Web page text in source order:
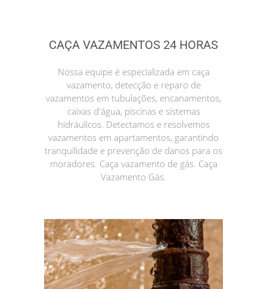
CAÇA VAZAMENTOS 24 HORAS
Nossa equipe é especializada em caça
vazamento, detecção e reparo de
vazamentos em tubulações, encanamentos,
caixas d'água, piscinas e sistemas
hidráulicos. Detectamos e resolvemos
vazamentos em apartamentos, garantindo
tranquilidade e prevenção de danos para os
moradores. Caça vazamento de gás. Caça
Vazamento Gás.